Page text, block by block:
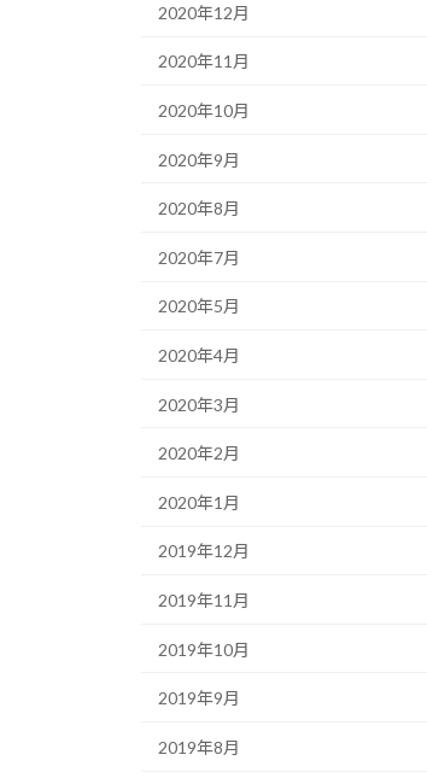
2020年12月
2020年11月
2020年10月
2020年9月
2020年8月
2020年7月
2020年5月
2020年4月
2020年3月
2020年2月
2020年1月
2019年12月
2019年11月
2019年10月
2019年9月
2019年8月